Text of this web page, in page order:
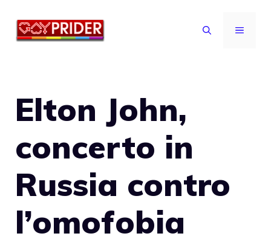
MENU
Elton John,
concerto in
Russia contro
l’omofobia